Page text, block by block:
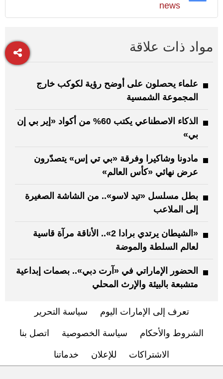
news
مواد ذات علاقة
علماء يحصلون على أوضح رؤية لكوكب خارج
المجموعة الشمسية
الذكاء الاصطناعي يكتب 60% من أكواد «إير بي إن
بي»
مادونا وشاكيرا وفرقة «بي تي إس» يتصدّرون
عرض نهائي «كأس العالم»
بطل مسلسل «تيد لاسو».. من الشاشة الصغيرة
إلى الملاعب
«الشيطان يرتدي برادا 2».. الأناقة مرآة قاسية
لعالم السلطة والموضة
الحضور الإماراتي في «آرت دبي».. بصمات إبداعية
متشبعة بالبيئة والإرث المحلي
تعرف إلى الإمارات اليوم سياسة التحرير
الشروط والأحكام سياسة الخصوصية اتصل بنا
الاشتراكات للإعلان خدماتنا